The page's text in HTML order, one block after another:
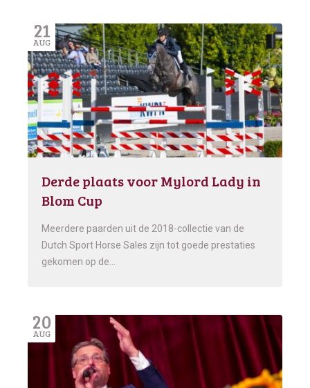
21
AUG
Derde plaats voor Mylord Lady in
Blom Cup
Meerdere paarden uit de 2018-collectie van de
Dutch Sport Horse Sales zijn tot goede prestaties
gekomen op de…
20
AUG